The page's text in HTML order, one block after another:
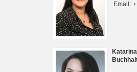
Email: